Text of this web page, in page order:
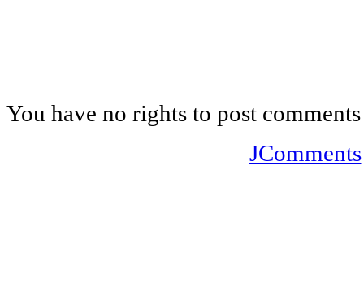
You have no rights to post comments
JComments